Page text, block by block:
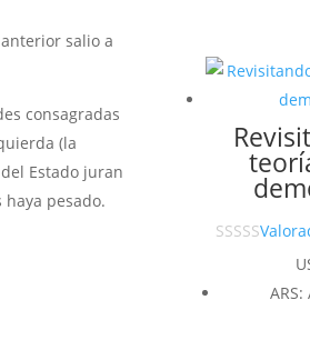
salio a
consagradas
(la
Estado juran
pesado.
ARS: